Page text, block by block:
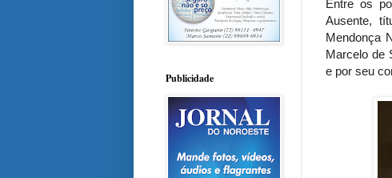
Entre os
Ausente,
Mendonça
Marcelo de
e por seu
Publicidade